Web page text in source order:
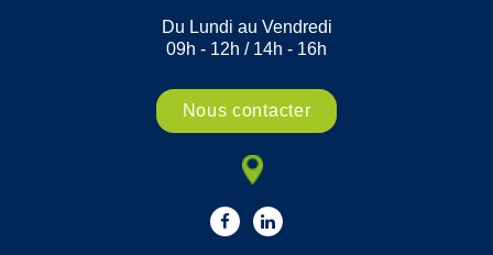
Du Lundi au Vendredi
09h - 12h / 14h - 16h
Nous contacter